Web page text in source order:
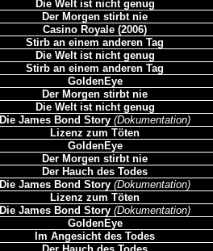
Die Welt ist nicht genug
Der Morgen stirbt nie
Casino Royale (2006)
Stirb an einem anderen Tag
Die Welt ist nicht genug
Stirb an einem anderen Tag
GoldenEye
Der Morgen stirbt nie
Die Welt ist nicht genug
Die James Bond Story (Dokumentation)
Lizenz zum Töten
GoldenEye
Der Morgen stirbt nie
Der Hauch des Todes
Die James Bond Story (Dokumentation)
Lizenz zum Töten
Die James Bond Story (Dokumentation)
GoldenEye
Im Angesicht des Todes